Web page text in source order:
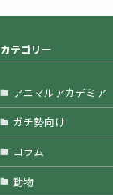
カテゴリー
アニマルアカデミア
ガチ勢向け
コラム
動物